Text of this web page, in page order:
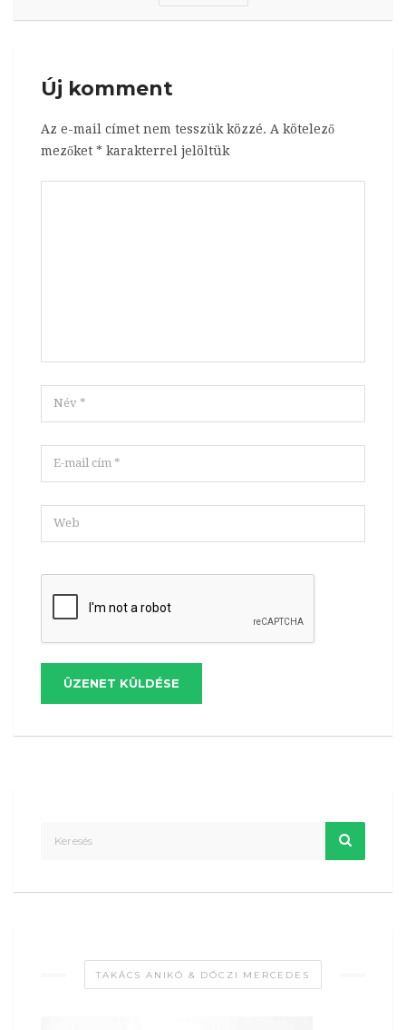
Új komment
Az e-mail címet nem tesszük közzé. A kötelező
mezőket * karakterrel jelöltük
ÜZENET KÜLDÉSE
TAKÁCS ANIKÓ & DÓCZI MERCEDES